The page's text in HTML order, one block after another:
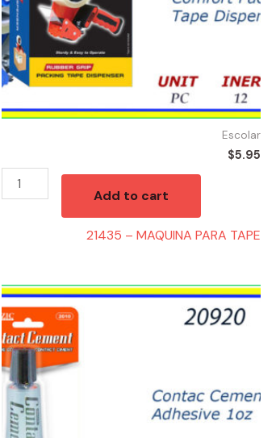
Escolar
$5.95
Add to cart
21435 – MAQUINA PARA TAPE
20920
-
CONTACT
CEMENT
quantity